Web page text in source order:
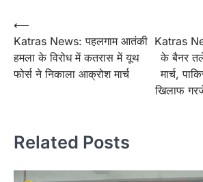
Post
navigation
⟵
Katras News: पहलगाम आतंकी
हमला के विरोध में कतरास में यूथ
फोर्स ने निकाला आक्रोश मार्च
Katras
के बैनर
मार्च,
खिलाफ
Related Posts